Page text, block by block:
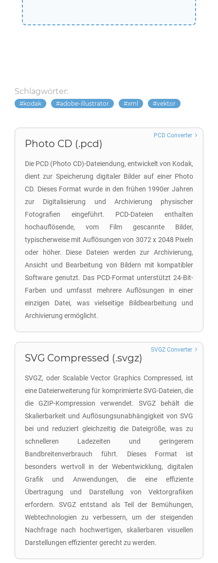
Schlagwörter:
kodak adobe-illustrator xml vektor
Photo CD (.pcd)
Die PCD (Photo CD)-Dateiendung, entwickelt von Kodak,
dient zur Speicherung digitaler Bilder auf einer Photo
CD. Dieses Format wurde in den frühen 1990er Jahren
zur Digitalisierung und Archivierung physischer
Fotografien eingeführt. PCD-Dateien enthalten
hochauflösende, vom Film gescannte Bilder,
typischerweise mit Auflösungen von 3072 x 2048 Pixeln
oder höher. Diese Dateien werden zur Archivierung,
Ansicht und Bearbeitung von Bildern mit kompatibler
Software genutzt. Das PCD-Format unterstützt 24-Bit-
Farben und umfasst mehrere Auflösungen in einer
einzigen Datei, was vielseitige Bildbearbeitung und
Archivierung ermöglicht.
PCD Converter
SVG Compressed (.svgz)
SVGZ, oder Scalable Vector Graphics Compressed, ist
eine Dateierweiterung für komprimierte SVG-Dateien, die
die GZIP-Kompression verwendet. SVGZ behält die
Skalierbarkeit und Auflösungsunabhängigkeit von SVG
bei und reduziert gleichzeitig die Dateigröße, was zu
schnelleren Ladezeiten und geringerem
Bandbreitenverbrauch führt. Dieses Format ist
besonders wertvoll in der Webentwicklung, digitalen
Grafik und Anwendungen, die eine effiziente
Übertragung und Darstellung von Vektorgrafiken
erfordern. SVGZ entstand als Teil der Bemühungen,
Webtechnologien zu verbessern, um der steigenden
Nachfrage nach hochwertigen, skalierbaren visuellen
Darstellungen effizienter gerecht zu werden.
SVGZ Converter